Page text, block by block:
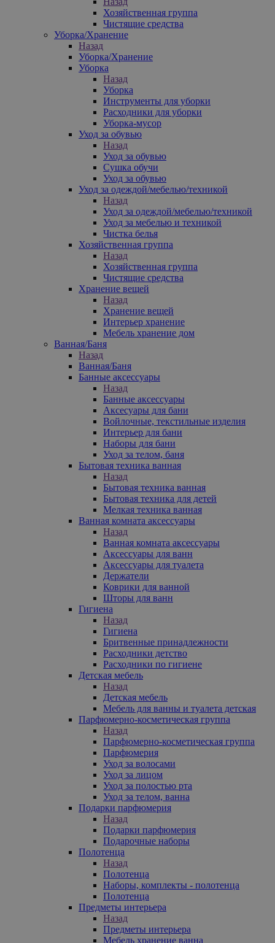
Хозяйственная группа
Чистящие средства
Уборка/Хранение
Назад
Уборка/Хранение
Уборка
Назад
Уборка
Инструменты для уборки
Расходники для уборки
Уборка-мусор
Уход за обувью
Назад
Уход за обувью
Сушка обучи
Уход за обувью
Уход за одеждой/мебелью/техникой
Назад
Уход за одеждой/мебелью/техникой
Уход за мебелью и техникой
Чистка белья
Хозяйственная группа
Назад
Хозяйственная группа
Чистящие средства
Хранение вещей
Назад
Хранение вещей
Интерьер хранение
Мебель хранение дом
Ванная/Баня
Назад
Ванная/Баня
Банные аксессуары
Назад
Банные аксессуары
Аксесуары для бани
Войлочные, текстильные изделия
Интерьер для бани
Наборы для бани
Уход за телом, баня
Бытовая техника ванная
Назад
Бытовая техника ванная
Бытовая техника для детей
Мелкая техника ванная
Ванная комната аксессуары
Назад
Ванная комната аксессуары
Аксессуары для ванн
Аксессуары для туалета
Держатели
Коврики для ванной
Шторы для ванн
Гигиена
Назад
Гигиена
Бритвенные принадлежности
Расходники детство
Расходники по гигиене
Детская мебель
Назад
Детская мебель
Мебель для ванны и туалета детская
Парфюмерно-косметическая группа
Назад
Парфюмерно-косметическая группа
Парфюмерия
Уход за волосами
Уход за лицом
Уход за полостью рта
Уход за телом, ванна
Подарки парфюмерия
Назад
Подарки парфюмерия
Подарочные наборы
Полотенца
Назад
Полотенца
Наборы, комплекты - полотенца
Полотенца
Предметы интерьера
Назад
Предметы интерьера
Мебель хранение ванна